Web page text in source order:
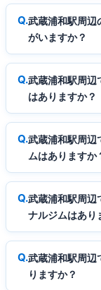
武蔵浦和駅周辺
がいますか？
武蔵浦和駅周辺
はありますか？
武蔵浦和駅周辺
ムはありますか
武蔵浦和駅周辺
ナルジムはあり
武蔵浦和駅周辺
りますか？